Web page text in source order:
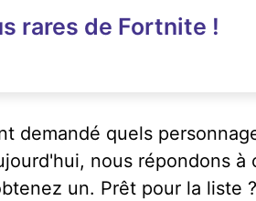
rares de Fortnite !
demandé quels
nous répondons
un. Prêt pour la liste ?